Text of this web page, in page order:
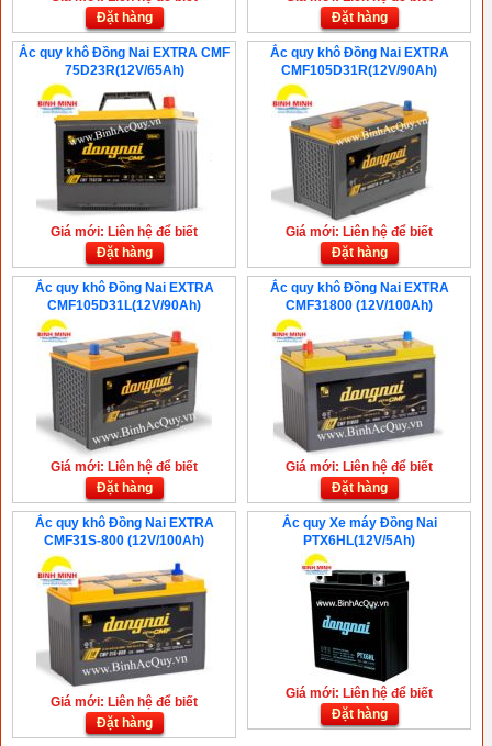
Đặt hàng
Đặt hàng
Ắc quy khô Đồng Nai EXTRA CMF
75D23R(12V/65Ah)
Giá mới: Liên hệ để biết
Đặt hàng
Ắc quy khô Đồng Nai EXTRA
CMF105D31R(12V/90Ah)
Giá mới: Liên hệ để biết
Đặt hàng
Ắc quy khô Đồng Nai EXTRA
CMF105D31L(12V/90Ah)
Giá mới: Liên hệ để biết
Đặt hàng
Ắc quy khô Đồng Nai EXTRA
CMF31800 (12V/100Ah)
Giá mới: Liên hệ để biết
Đặt hàng
Ắc quy khô Đồng Nai EXTRA
CMF31S-800 (12V/100Ah)
Giá mới: Liên hệ để biết
Đặt hàng
Ắc quy Xe máy Đồng Nai
PTX6HL(12V/5Ah)
Giá mới: Liên hệ để biết
Đặt hàng